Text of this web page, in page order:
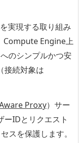
実現する取り組み
Compute Engine上
のシンプルかつ安
接続対象は
Proxy）サー
ーIDとリクエスト
スを保護します。